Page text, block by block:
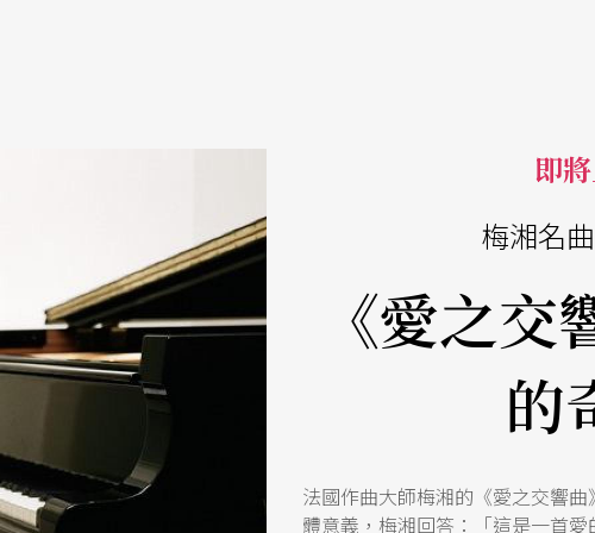
即
梅湘名
《愛之
的
法國作曲大師梅湘的《愛之交響
體意義，梅湘回答：「這是一首